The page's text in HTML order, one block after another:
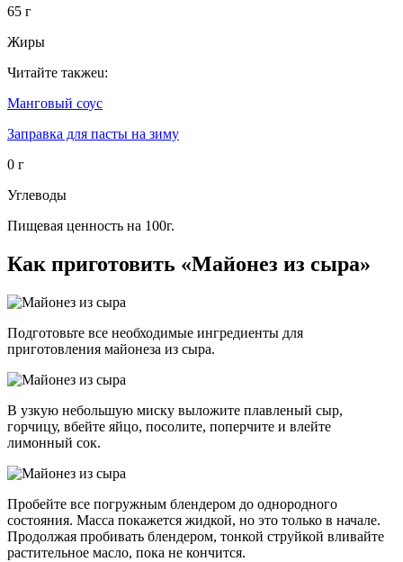
65 г
Жиры
Читайте такжеu:
Манговый соус
Заправка для пасты на зиму
0 г
Углеводы
Пищевая ценность на 100г.
Как приготовить «Майонез из сыра»
Подготовьте все необходимые ингредиенты для
приготовления майонеза из сыра.
В узкую небольшую миску выложите плавленый сыр,
горчицу, вбейте яйцо, посолите, поперчите и влейте
лимонный сок.
Пробейте все погружным блендером до однородного
состояния. Масса покажется жидкой, но это только в начале.
Продолжая пробивать блендером, тонкой струйкой вливайте
растительное масло, пока не кончится.